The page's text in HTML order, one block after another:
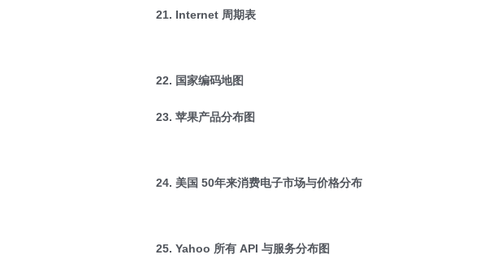
21. Internet 周期表
22. 国家编码地图
23. 苹果产品分布图
24. 美国 50年来消费电子市场与价格分布
25. Yahoo 所有 API 与服务分布图